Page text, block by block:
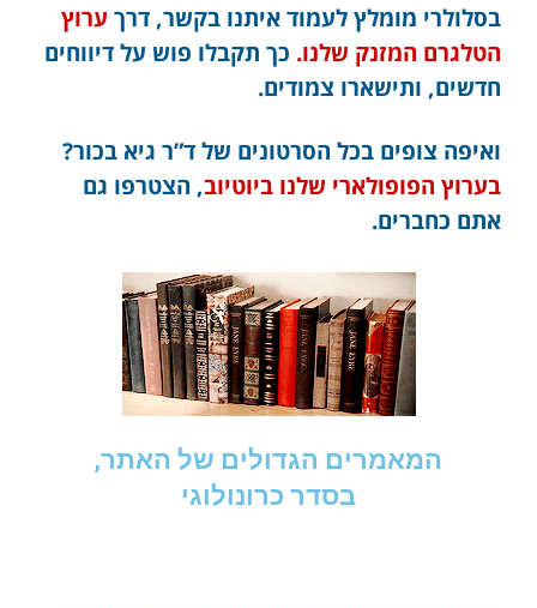
בסלולרי מומלץ לעמוד איתנו בקשר, דרך ערוץ
הטלגרם המזנק שלנו. כך תקבלו פוש על דיווחים
חדשים, ותישארו צמודים.
ואיפה צופים בכל הסרטונים של ד”ר גיא בכור?
בערוץ הפופולארי שלנו ביוטיוב, הצטרפו גם
אתם כחברים.
המאמרים הגדולים של האתר,
בסדר כרונולוגי